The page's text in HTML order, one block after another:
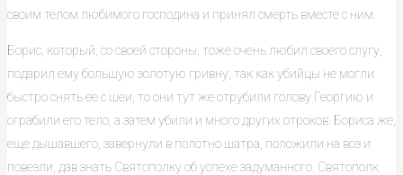
своим телом любимого господина и принял смерть вместе с ним.
Борис, который, со своей стороны, тоже очень любил своего слугу,
подарил ему большую золотую гривну; так как убийцы не могли
быстро снять ее с шеи, то они тут же отрубили голову Георгию и
ограбили его тело, а затем убили и много других отроков. Бориса же,
еще дышавшего, завернули в полотно шатра, положили на воз и
повезли, дав знать Святополку об успехе задуманного. Святополк